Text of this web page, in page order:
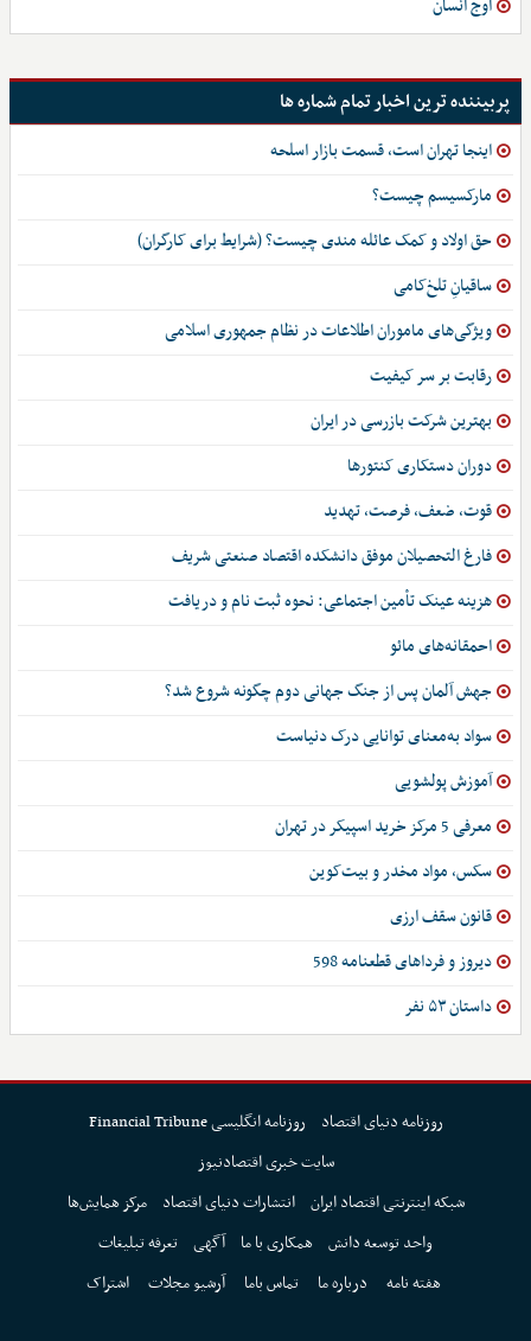
اوج انسان
پربیننده ترین اخبار تمام شماره ها
اینجا تهران است، قسمت بازار اسلحه
مارکسیسم چیست؟
حق اولاد و کمک عائله مندی چیست؟ (شرایط برای کارگران)
ساقیانِ تلخ‌کامی
ویژگی‌های ماموران اطلاعات در نظام جمهوری اسلامی
رقابت بر سر کیفیت
بهترین شرکت بازرسی در ایران
دوران دستکاری کنتورها
قوت، ضعف، فرصت، تهدید
فارغ التحصیلان موفق دانشکده اقتصاد صنعتی شریف
هزینه عینک تأمین اجتماعی: نحوه ثبت نام و دریافت
احمقانه‌های مائو
جهش آلمان پس از جنگ جهانی دوم چگونه شروع شد؟
سواد به‌معنای توانایی درک دنیاست
آموزش پولشویی
معرفی 5 مرکز خرید اسپیکر در تهران
سکس، مواد مخدر و بیت‌کوین
قانون سقف ارزی
دیروز و فرداهای قطعنامه 598
داستان ۵۳ نفر
روزنامه دنیای اقتصاد
روزنامه انگلیسی Financial Tribune
سایت خبری اقتصادنیوز
شبکه اینترنتی اقتصاد ایران انتشارات دنیای اقتصاد
مرکز همایش‌ها
واحد توسعه دانش همکاری با ما آگهی تعرفه تبلیغات
هفته نامه
درباره ما تماس باما آرشیو مجلات اشتراک